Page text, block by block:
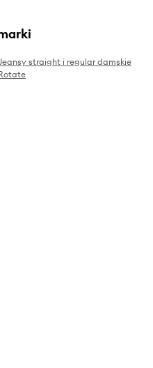
straight i regular damskie